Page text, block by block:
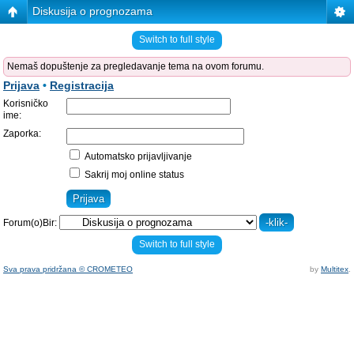
Diskusija o prognozama
Switch to full style
Nemaš dopuštenje za pregledavanje tema na ovom forumu.
Prijava • Registracija
Korisničko
ime:
Zaporka:
Automatsko prijavljivanje
Sakrij moj online status
Forum(o)Bir:
Switch to full style
Sva prava pridržana © CROMETEO by Multitex